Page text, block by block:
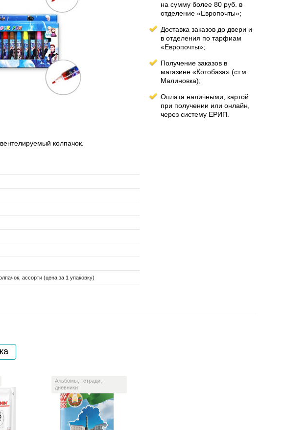
на сумму более 80 руб. в
отделение «Европочты»;
Доставка заказов до двери и
в отделения по тарфиам
«Европочты»;
Получение заказов в
магазине «Котобаза» (ст.м.
Малиновка);
Оплата наличными, картой
при получении или онлайн,
через систему ЕРИП.
колпачок.
ассорти (цена за 1 упаковку)
Альбомы, тетради,
дневники